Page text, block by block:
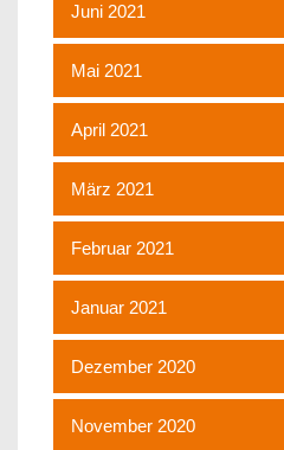
Juni 2021
Mai 2021
April 2021
März 2021
Februar 2021
Januar 2021
Dezember 2020
November 2020